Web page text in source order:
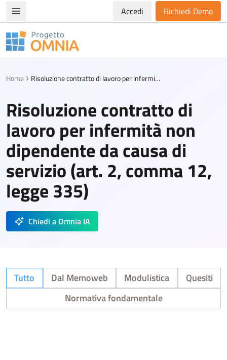
Apri/chiudi menù di navigazioneAccedi Richiedi Demo
Progetto Omnia
Home Risoluzione contratto di lavoro per infermità non dipendente da causa di servizio (art. 2, comma 12, legge 335)
Risoluzione contratto di
lavoro per infermità non
dipendente da causa di
servizio (art. 2, comma 12,
legge 335)
Chiedi a Omnia IA
Tutto Dal Memoweb Modulistica
Quesiti
Normativa fondamentale